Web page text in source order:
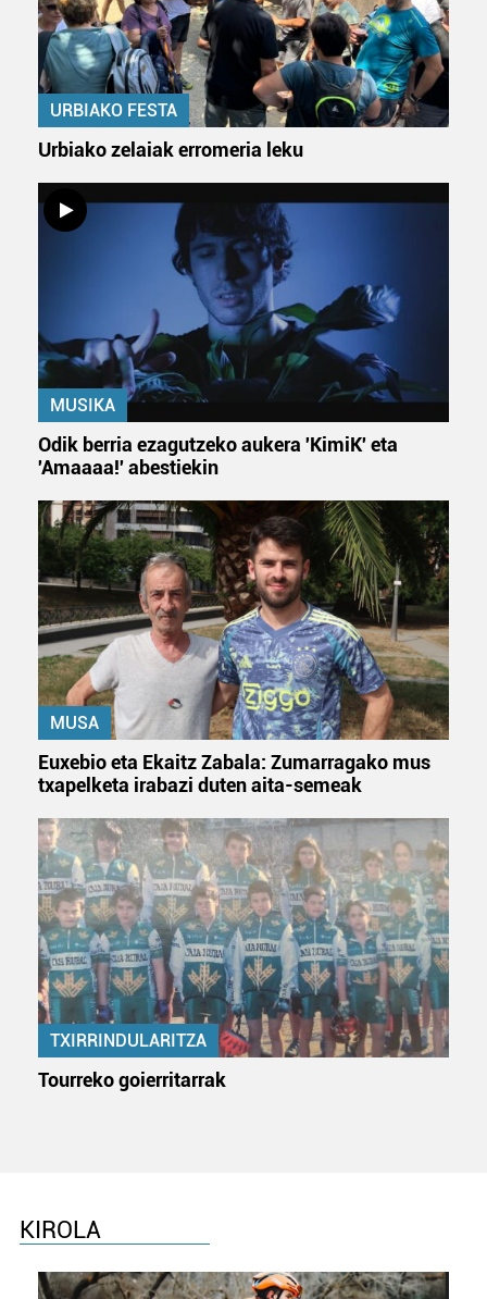
URBIAKO FESTA
Urbiako zelaiak erromeria leku
MUSIKA
Odik berria ezagutzeko aukera 'KimiK' eta
'Amaaaa!' abestiekin
MUSA
Euxebio eta Ekaitz Zabala: Zumarragako mus
txapelketa irabazi duten aita-semeak
TXIRRINDULARITZA
Tourreko goierritarrak
KIROLA